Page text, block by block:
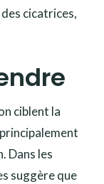
cicatrices,
ciblent la
Dans les
suggère que